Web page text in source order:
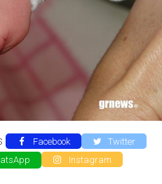
Facebook
Twitter
Instagram